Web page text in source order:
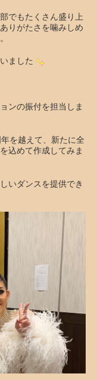
でもたくさん盛り上
りがたさを噛みしめ
ました
ンの振付を担当しま
を越えて、新たに全
込めて作成してみま
いダンスを提供でき